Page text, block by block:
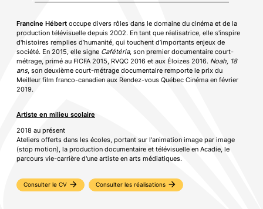
Francine Hébert occupe divers rôles dans le domaine du cinéma et de la
production télévisuelle depuis 2002. En tant que réalisatrice, elle s'inspire
d'histoires remplies d’humanité, qui touchent d’importants enjeux de
société. En 2015, elle signe Cafétéria, son premier documentaire court-
métrage, primé au FICFA 2015, RVQC 2016 et aux Éloizes 2016. Noah, 18
ans, son deuxième court-métrage documentaire remporte le prix du
Meilleur film franco-canadien aux Rendez-vous Québec Cinéma en février
2019.
Artiste en milieu scolaire
2018 au présent
Ateliers offerts dans les écoles, portant sur l'animation image par image
(stop motion), la production documentaire et télévisuelle en Acadie, le
parcours vie-carrière d'une artiste en arts médiatiques.
Consulter le CV arrow_forward Consulter les réalisations arrow_forward